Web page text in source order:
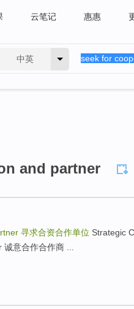
云笔记 惠惠
中英
and partner
寻求合资合作单位 Strategic
意合作合作商 ...